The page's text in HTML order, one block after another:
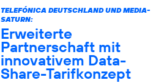
TELEFÓNICA DEUTSCHLAND UND MEDIA-
SATURN:
Erweiterte
Partnerschaft mit
innovativem Data-
Share-Tarifkonzept